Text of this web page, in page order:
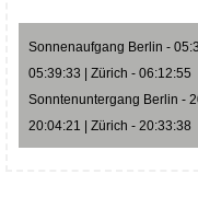
Sonnenaufgang Berlin -
05:39:33 | Zürich - 06:12:55
Sonntenuntergang Berlin -
20:04:21 | Zürich - 20:33:38